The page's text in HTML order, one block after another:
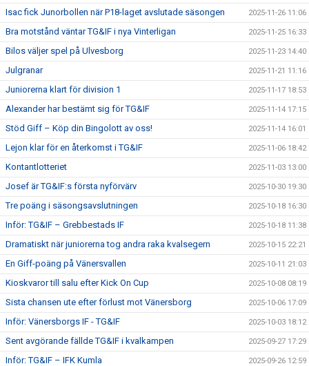
Isac fick Junorbollen när P18-laget avslutade säsongen 2025-11-26 11:06
Bra motstånd väntar TG&IF i nya Vinterligan 2025-11-25 16:33
Bilos väljer spel på Ulvesborg 2025-11-23 14:40
Julgranar 2025-11-21 11:16
Juniorerna klart för division 1 2025-11-17 18:53
Alexander har bestämt sig för TG&IF 2025-11-14 17:15
Stöd Giff – Köp din Bingolott av oss! 2025-11-14 16:01
Lejon klar för en återkomst i TG&IF 2025-11-06 18:42
Kontantlotteriet 2025-11-03 13:00
Josef är TG&IF:s första nyförvärv 2025-10-30 19:30
Tre poäng i säsongsavslutningen 2025-10-18 16:30
Inför: TG&IF – Grebbestads IF 2025-10-18 11:38
Dramatiskt när juniorerna tog andra raka kvalsegern 2025-10-15 22:21
En Giff-poäng på Vänersvallen 2025-10-11 21:03
Kioskvaror till salu efter Kick On Cup 2025-10-08 08:19
Sista chansen ute efter förlust mot Vänersborg 2025-10-06 17:09
Inför: Vänersborgs IF - TG&IF 2025-10-03 18:12
Sent avgörande fällde TG&IF i kvalkampen 2025-09-27 17:29
Inför: TG&IF – IFK Kumla 2025-09-26 12:59